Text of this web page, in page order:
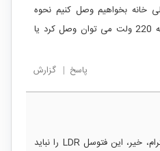
خانه بخواهیم وصل کنیم نحوه
اتصال چگونه است؟ مستقیما به 220 ولت می توان وصل کرد یا
پاسخ | گزارش
سلام و احترام، خیر، این فتوسل LDR را نباید